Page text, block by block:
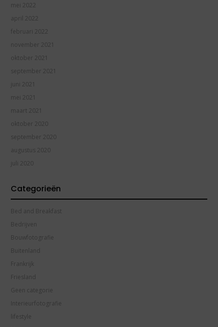
mei 2022
april 2022
februari 2022
november 2021
oktober 2021
september 2021
juni 2021
mei 2021
maart 2021
oktober 2020
september 2020
augustus 2020
juli 2020
Categorieën
Bed and Breakfast
Bedrijven
Bouwfotografie
Buitenland
Frankrijk
Friesland
Geen categorie
Interieurfotografie
lifestyle